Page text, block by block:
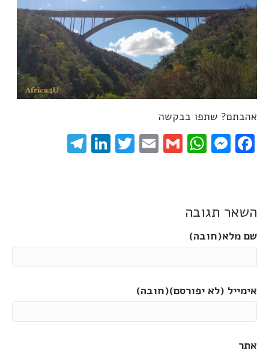
אהבתם? שתפו בבקשה
Facebook
Messenger
WhatsApp
Gmail
Email
Twitter
LinkedIn
השאר תגובה
שם מלא(חובה)
אימייל (לא יפורסם)(חובה)
אתר